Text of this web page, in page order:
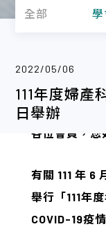
全部
2022/05/06
111年度婦產
日舉辦
各位會員，您
有關 111 年 6
舉行「111年
COVID-19疫